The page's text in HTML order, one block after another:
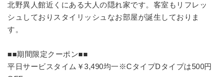
北野異人館近くにある大人の隠れ家です。客室もリフレッ
シュしておりスタイリッシュなお部屋が誕生しておりま
す。
■■期間限定クーポン■■
平日サービスタイム￥3,490均一※CタイプDタイプは500円